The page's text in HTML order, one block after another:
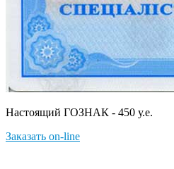
Настоящий ГОЗНАК - 450 у.е.
Заказать on-line